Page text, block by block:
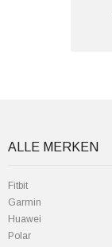
ALLE MERKEN
Fitbit
Garmin
Huawei
Polar